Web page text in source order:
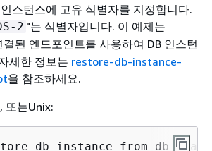
스턴스에 고유 식별자를 지정합니다.
2 "는 식별자입니다. 이 예제는
결된 엔드포인트를 사용하여 DB 인스턴
세한 정보는 restore-db-instance-
을 참조하세요.
또는Unix:
db-instance-from-db-